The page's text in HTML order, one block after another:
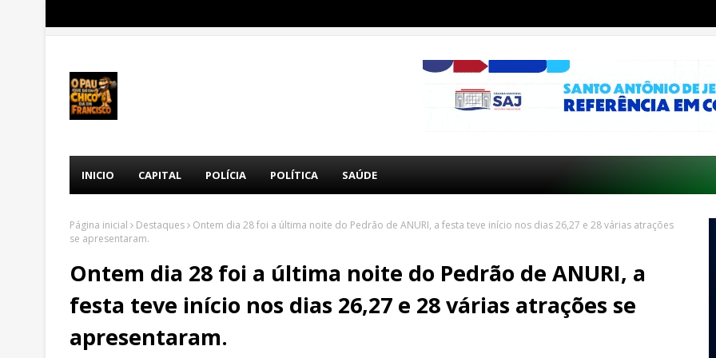
INICIO CAPITAL POLÍCIA POLÍTICA SAÚDE
Página inicial Destaques
Ontem dia 28 foi a última noite do Pedrão de ANURI, a festa teve início nos dias 26,27 e 28 várias atrações
se apresentaram.
Ontem dia 28 foi a última noite do Pedrão de ANURI, a
festa teve início nos dias 26,27 e 28 várias atrações se
apresentaram.